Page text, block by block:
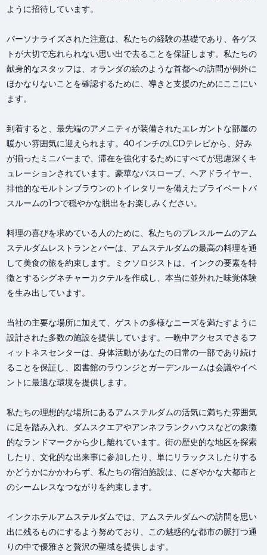
ように招待しています。
パーソナライズされた注意は、私たちの経験の基礎であり、各ゲス
トが大切で忘れられない思い出で去ることを保証します。私たちの
献身的なスタッフは、オランダの絵のような首都への訪問が例外に
ほかなりないことを確認するために、導きと支援のためにここにい
ます。
到着すると、最先端のアメニティが装備されたエレガントな部屋の
暖かい雰囲気に迎えられます。40インチのLCDテレビから、好み
が揃ったミニバーまで、滞在を強化するためにすべてが思慮深くキ
ュレーションされています。豪華なバスローブ、ヘアドライヤー、
排他的なモルトンブラウンのトイレタリーを備えたプライベートバ
スルームの1つで穏やかな脱出をお楽しみください。
料理の喜びを求めている人のために、私たちのプレスルームのアム
ステルダムレストランとバーは、アムステルダムの最高の料理を通
して美食の旅を約束します。ミクソロジストは、インクの要素を特
徴とするシグネチャーカクテルを作成し、本当に並外れた味覚体験
を生み出しています。
当社の主要な場所に加えて、ゲストの多様なニーズを満たすように
設計された多数の施設を提供しています。一晩中アクセスできるフ
ィットネスセンターは、身体活動があなたの日常の一部であり続け
ることを保証し、図書館のラウンジとガーデンルームは会議やイベ
ントに最適な環境を提供します。
私たちの理想的な場所にあるアムステルダムの活気に満ちた雰囲気
に足を踏み入れ、ダムスクエアやアンネフランクハウスなどの象徴
的なランドマークから少し離れています。街の歴史的な地区を探索
したり、文化的な出来事に参加したり、単にリラックスしたりする
かどうかにかかわらず、私たちの宿泊施設は、にぎやかな大都市と
のシームレスなつながりを約束します。
インクホテルアムステルダムでは、アムステルダムへの訪問を思い
出に残るものにするよう努めており、この魅惑的な都市の脈打つ通
りの中で優雅さと贅沢の聖域を提供します。